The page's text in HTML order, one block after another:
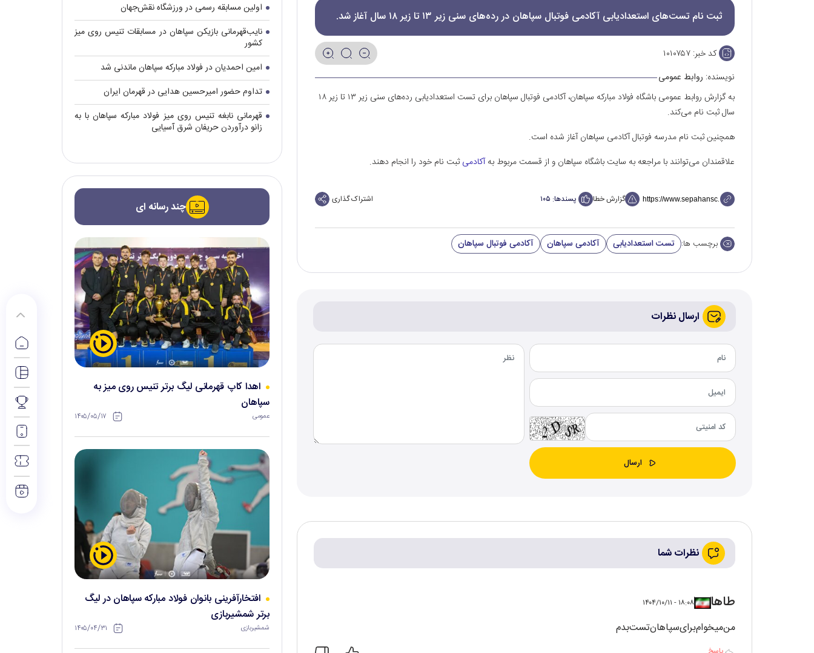
ثبت نام تست‌های استعدادیابی آکادمی فوتبال سپاهان در رده‌های سنی زیر ۱۳ تا زیر ۱۸ سال آغاز شد.
کد خبر: ۱۰۱۰۷۵۷
نویسنده: روابط عمومی
به گزارش روابط عمومی باشگاه فولاد مبارکه سپاهان، آکادمی فوتبال سپاهان برای تست استعدادیابی رده‌های سنی زیر ۱۳ تا زیر ۱۸
سال ثبت نام می‌کند.
همچنین ثبت نام مدرسه فوتبال آکادمی سپاهان آغاز شده است.
علاقمندان می‌توانند با مراجعه به سایت باشگاه سپاهان و از قسمت مربوط بهآکادمیثبت نام خود را انجام دهند.
گزارش خطا پسندها: ۱۰۵ اشتراک گذاری
برچسب ها: تست استعدادیابی آکادمی سپاهان آکادمی فوتبال سپاهان
ارسال نظرات
نظرات شما
طاها‌ ۱۸:۰۸ - ۱۴۰۴/۱۰/۱۱
من‌میخوام‌برای‌سپاهان‌تست‌بدم
اولین مسابقه رسمی در ورزشگاه نقش‌جهان
نایب‌قهرمانی بازیکن سپاهان در مسابقات تنیس روی میز
کشور
امین احمدیان در فولاد مبارکه سپاهان ماندنی شد
تداوم حضور امیرحسین هدایی در قهرمان ایران
قهرمانی نابغه تنیس روی میز فولاد مبارکه سپاهان با به
زانو درآوردن حریفان شرق آسیایی
چند رسانه ای
اهدا کاپ قهرمانی لیگ برتر تنیس روی میز به
سپاهان
عمومی ۱۴۰۵/۰۵/۱۷
افتخارآفرینی بانوان فولاد مبارکه سپاهان در لیگ
برتر شمشیربازی
شمشیربازی ۱۴۰۵/۰۴/۳۱